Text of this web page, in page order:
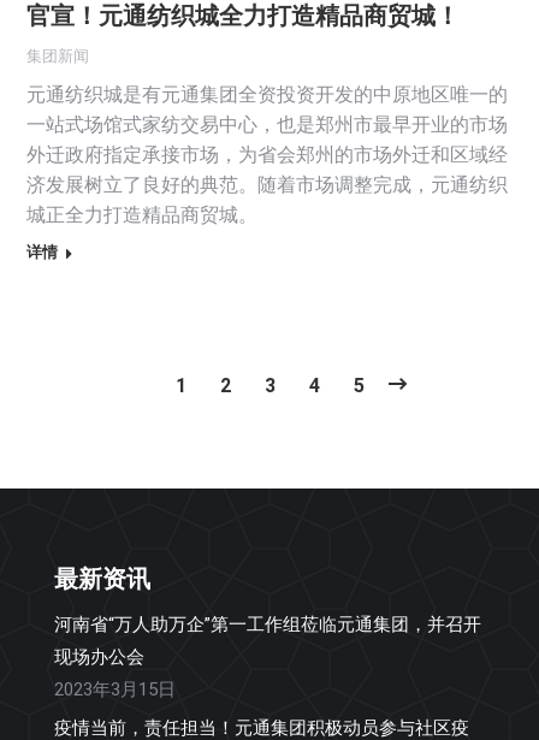
官宣！元通纺织城全力打造精品商贸城！
集团新闻
元通纺织城是有元通集团全资投资开发的中原地区唯一的
一站式场馆式家纺交易中心，也是郑州市最早开业的市场
外迁政府指定承接市场，为省会郑州的市场外迁和区域经
济发展树立了良好的典范。随着市场调整完成，元通纺织
城正全力打造精品商贸城。
详情
1 2 3 4 5
最新资讯
河南省“万人助万企”第一工作组莅临元通集团，并召开
现场办公会
2023年3月15日
疫情当前，责任担当！元通集团积极动员参与社区疫